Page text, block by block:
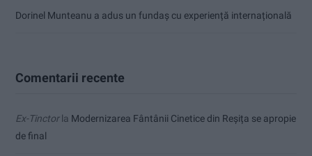
Dorinel Munteanu a adus un fundaș cu experiență internațională
Comentarii recente
Ex-Tinctorla Modernizarea Fântânii Cinetice din Reșița se apropie
de final